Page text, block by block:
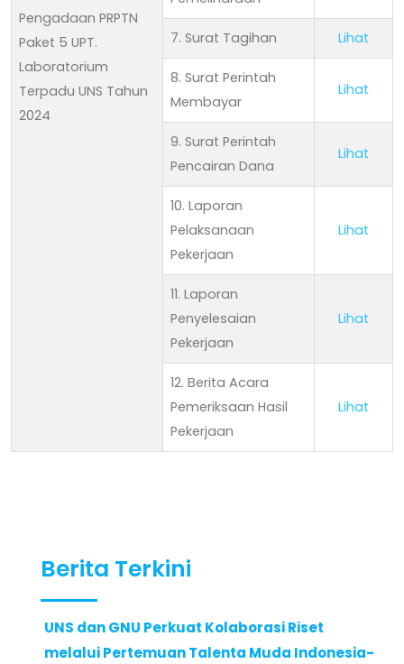
Pengadaan PRPTN
Paket 5 UPT.
Laboratorium
Terpadu UNS Tahun
2024
7. Surat Tagihan Lihat
8. Surat Perintah
Membayar
Lihat
9. Surat Perintah
Pencairan Dana
Lihat
10. Laporan
Pelaksanaan
Pekerjaan
Lihat
11. Laporan
Penyelesaian
Pekerjaan
Lihat
12. Berita Acara
Pemeriksaan Hasil
Pekerjaan
Lihat
Berita Terkini
UNS dan GNU Perkuat Kolaborasi Riset
melalui Pertemuan Talenta Muda Indonesia-